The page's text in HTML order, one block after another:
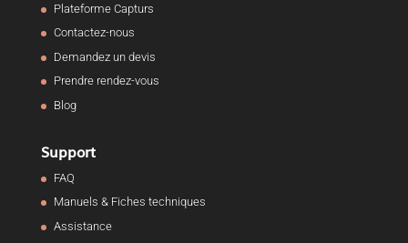
Plateforme Capturs
Contactez-nous
Demandez un devis
Prendre rendez-vous
Blog
Support
FAQ
Manuels & Fiches techniques
Assistance